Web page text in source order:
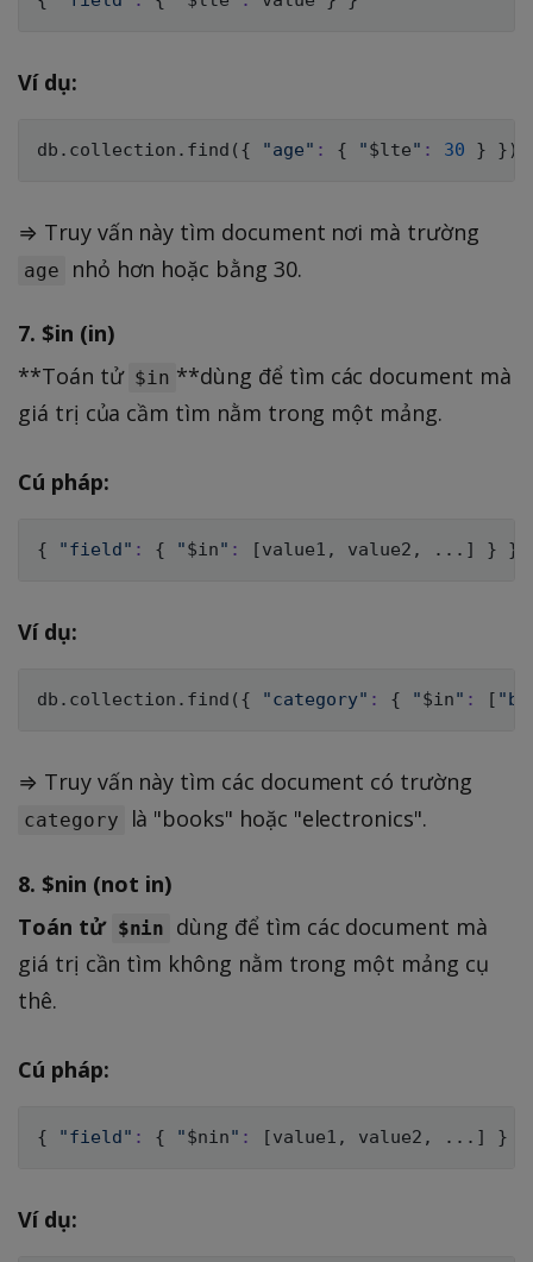
Ví dụ:
db.collection.find ( { "age" : { "$lte" : 30 } } )
⇒ Truy vấn này tìm document nơi mà trường
age nhỏ hơn hoặc bằng 30.
7. $in (in)
**Toán tử $in **dùng để tìm các document mà
giá trị của cầm tìm nằm trong một mảng.
Cú pháp:
{ "field" : { "$in" : [value1, value2, .. . ] } }
Ví dụ:
db.collection.find ( { "category" : { "$in" : [
⇒ Truy vấn này tìm các document có trường
category là "books" hoặc "electronics".
8. $nin (not in)
Toán tử $nin
dùng để tìm các document mà
giá trị cần tìm không nằm trong một mảng cụ
thê.
Cú pháp:
{ "field" : { "$nin" : [value1, value2, .. . ] }
Ví dụ: